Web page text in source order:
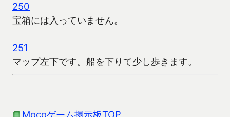
250
宝箱には入っていません。
251
マップ左下です。船を下りて少し歩きます。
Mocoゲーム掲示板TOP